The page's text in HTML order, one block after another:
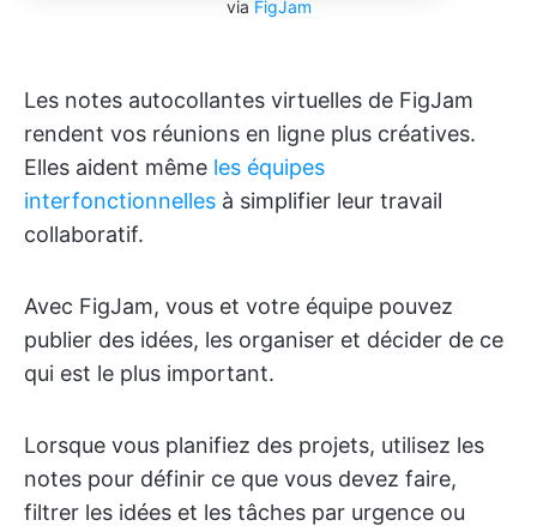
via FigJam
Les notes autocollantes virtuelles de FigJam
rendent vos réunions en ligne plus créatives.
Elles aident même les équipes
interfonctionnelles à simplifier leur travail
collaboratif.
Avec FigJam, vous et votre équipe pouvez
publier des idées, les organiser et décider de ce
qui est le plus important.
Lorsque vous planifiez des projets, utilisez les
notes pour définir ce que vous devez faire,
filtrer les idées et les tâches par urgence ou